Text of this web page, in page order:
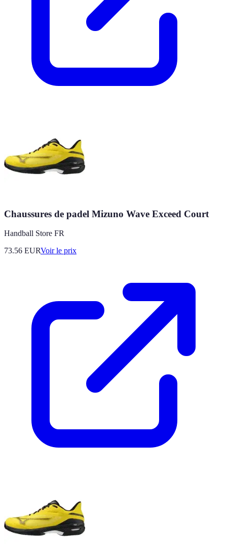
Chaussures de padel Mizuno Wave Exceed Court
Handball Store FR
73.56 EURVoir le prix